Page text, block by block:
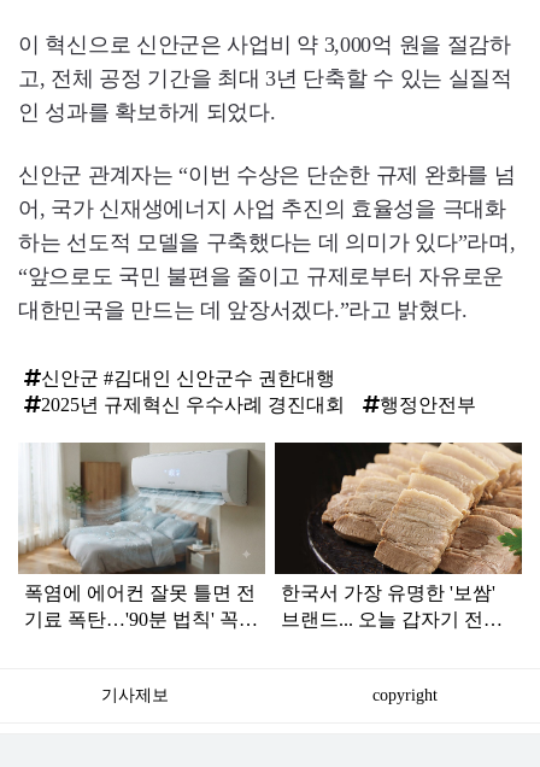
이 혁신으로 신안군은 사업비 약 3,000억 원을 절감하
고, 전체 공정 기간을 최대 3년 단축할 수 있는 실질적
인 성과를 확보하게 되었다.
신안군 관계자는 “이번 수상은 단순한 규제 완화를 넘
어, 국가 신재생에너지 사업 추진의 효율성을 극대화
하는 선도적 모델을 구축했다는 데 의미가 있다”라며,
“앞으로도 국민 불편을 줄이고 규제로부터 자유로운
대한민국을 만드는 데 앞장서겠다.”라고 밝혔다.
신안군 #김대인 신안군수 권한대행
2025년 규제혁신 우수사례 경진대회
행정안전부
라
폭염에 에어컨 잘못 틀면 전
기료 폭탄…'90분 법칙' 꼭
한국서 가장 유명한 '보쌈'
브랜드... 오늘 갑자기 전해
기사제보 copyright